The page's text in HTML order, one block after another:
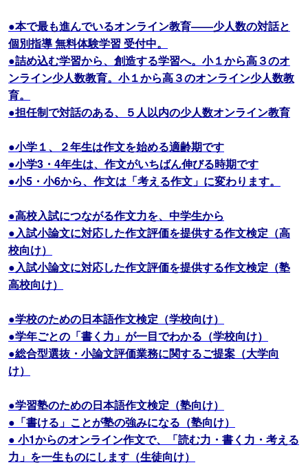
●本で最も進んでいるオンライン教育――少人数の対話と
個別指導 無料体験学習 受付中。
●詰め込む学習から、創造する学習へ。小１から高３のオ
ンライン少人数教育。小１から高３のオンライン少人数教
育。
●担任制で対話のある、５人以内の少人数オンライン教育
●小学１、２年生は作文を始める適齢期です
●小学3・4年生は、作文がいちばん伸びる時期です
●小5・小6から、作文は「考える作文」に変わります。
●高校入試につながる作文力を、中学生から
●入試小論文に対応した作文評価を提供する作文検定（高
校向け）
●入試小論文に対応した作文評価を提供する作文検定（塾
高校向け）
●学校のための日本語作文検定（学校向け）
●学年ごとの「書く力」が一目でわかる（学校向け）
●総合型選抜・小論文評価業務に関するご提案（大学向
け）
●学習塾のための日本語作文検定（塾向け）
●「書ける」ことが塾の強みになる（塾向け）
● 小1からのオンライン作文で、「読む力・書く力・考える
力」を一生ものにします（生徒向け）